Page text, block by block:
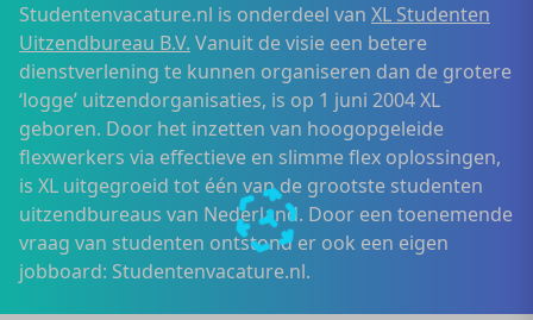
Studentenvacature.nl is onderdeel van XL Studenten
Uitzendbureau B.V. Vanuit de visie een betere
dienstverlening te kunnen organiseren dan de grotere
‘logge’ uitzendorganisaties, is op 1 juni 2004 XL
geboren. Door het inzetten van hoogopgeleide
flexwerkers via effectieve en slimme flex oplossingen,
is XL uitgegroeid tot één van de grootste studenten
uitzendbureaus van Nederland. Door een toenemende
vraag van studenten ontstond er ook een eigen
jobboard: Studentenvacature.nl.